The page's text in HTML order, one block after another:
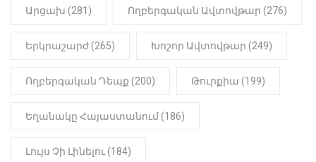
Արցախ (281) Ողբերգական Ավտովթար (276)
Երկրաշարժ (265) Խոշոր Ավտովթար (249)
Ողբերգական Դեպք (200) Թուրքիա (199)
Եղանակը Հայաստանում (186)
Լույս Չի Լինելու (184)